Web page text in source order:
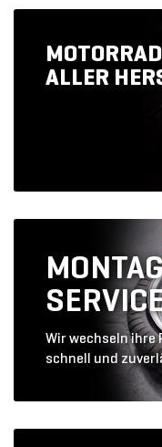
ALLER
Wir wechseln ihre
schnell und